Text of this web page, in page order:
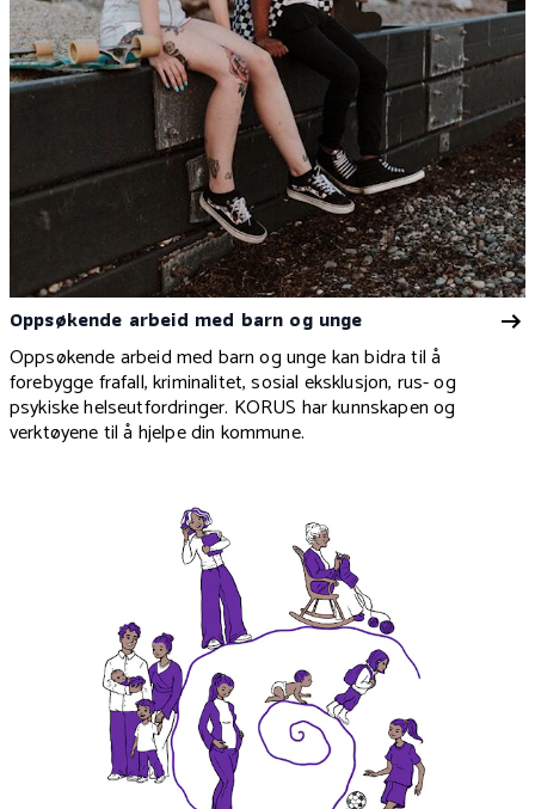
Oppsøkende arbeid med barn og unge
Oppsøkende arbeid med barn og unge kan bidra til å
forebygge frafall, kriminalitet, sosial eksklusjon, rus- og
psykiske helseutfordringer. KORUS har kunnskapen og
verktøyene til å hjelpe din kommune.